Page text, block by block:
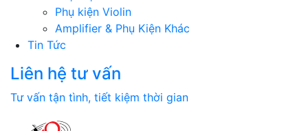
Phụ kiện Violin
Amplifier & Phụ Kiện Khác
Tin Tức
Liên hệ tư vấn
Tư vấn tận tình, tiết kiệm thời gian